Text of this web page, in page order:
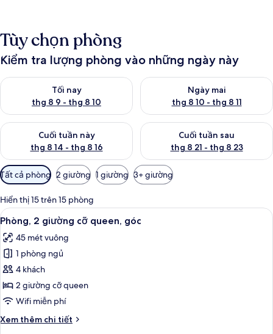
Tùy chọn phòng
Kiểm tra lượng phòng vào những ngày này
Tối nay
thg 8 9 - thg 8 10
Kiểm tra lượng phòng tối nay từ thg 8 9 - thg 8 10
Ngày mai
thg 8 10 - thg 8 11
Kiểm tra lượng phòng ngày
Cuối tuần này
thg 8 14 - thg 8 16
Kiểm tra lượng phòng cuối tuần này từ thg 8 14 - thg 8 16
Cuối tuần sau
thg 8 21 - thg 8 23
Kiểm tra lượng phòng cuối
Bộ
lọc
có
thể
dùng
để
lọc
tìm
phòng
Tất cả phòng 2 giường 1 giường 3+ giường
Hiển thị 15 trên 15 phòng
Xem
tất
cả
ảnh
Phòng,
2
giường
queen,
Bàn, khu vực làm việc phù hợp cho
5
Phòng, 2 giường cỡ queen, góc
45 mét vuông
1 phòng ngủ
4 khách
2 giường cỡ queen
Wifi miễn phí
Xem thêm chi tiết
Chi